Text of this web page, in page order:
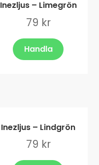
Inezljus – Limegrön
79 kr
Handla
Inezljus – Lindgrön
79 kr